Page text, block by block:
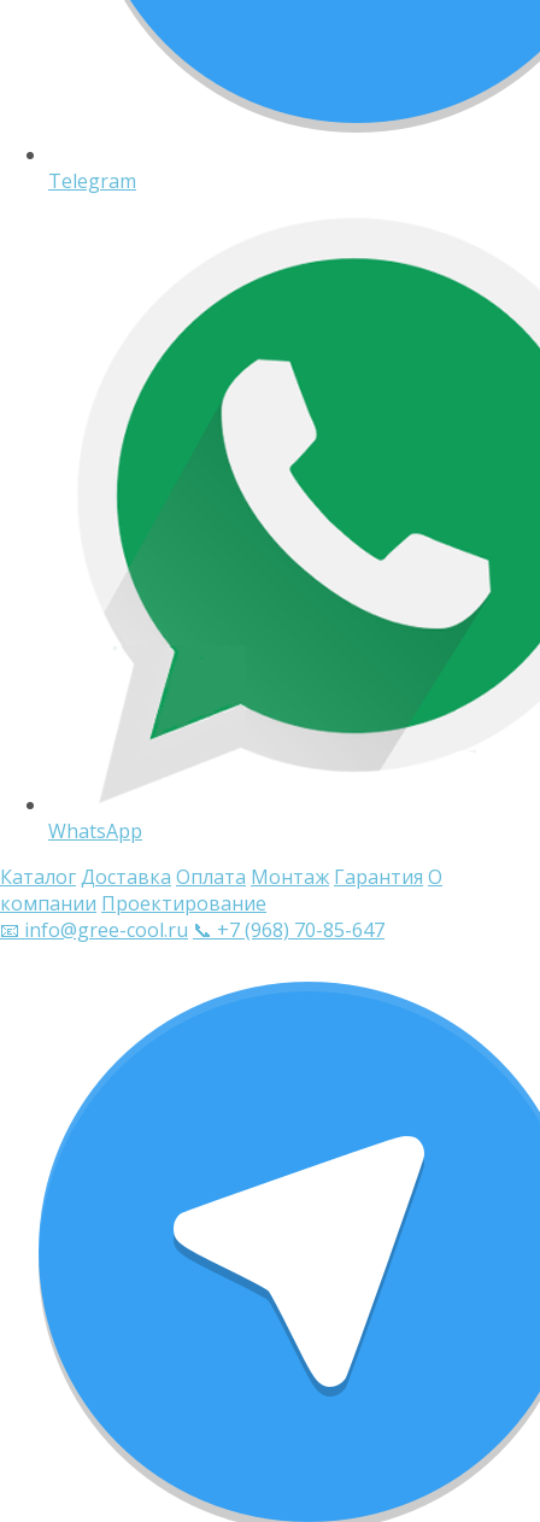
Telegram
WhatsApp
КаталогДоставка Оплата Монтаж Гарантия О
компании Проектирование
📧 info@gree-cool.ru 📞 +7 (968) 70-85-647